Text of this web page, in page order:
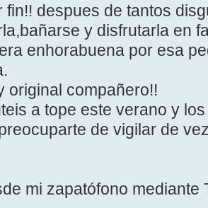
fin!! despues de tantos
y disfrutarla en
enhorabuena por esa
original compañero!!
a tope este verano y
de vigilar de
mi zapatófono mediante